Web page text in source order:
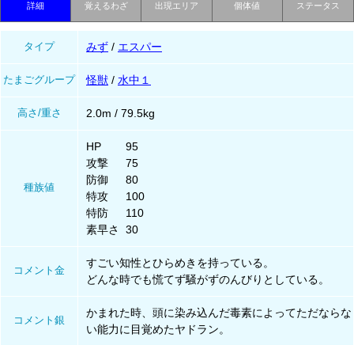
詳細 覚えるわざ 出現エリア 個体値 ステータス
タイプ みず / エスパー
たまごグループ 怪獣 / 水中１
高さ/重さ 2.0m / 79.5kg
種族値
HP
95
攻撃
75
防御
80
特攻
100
特防
110
素早さ
30
コメント金
すごい知性とひらめきを持っている。
どんな時でも慌てず騒がずのんびりとしている。
コメント銀
かまれた時、頭に染み込んだ毒素によってただならな
い能力に目覚めたヤドラン。